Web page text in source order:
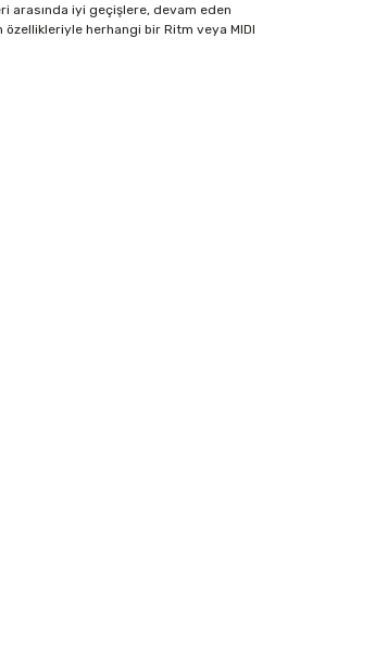
arasında iyi geçişlere, devam eden
herhangi bir Ritm veya MIDI